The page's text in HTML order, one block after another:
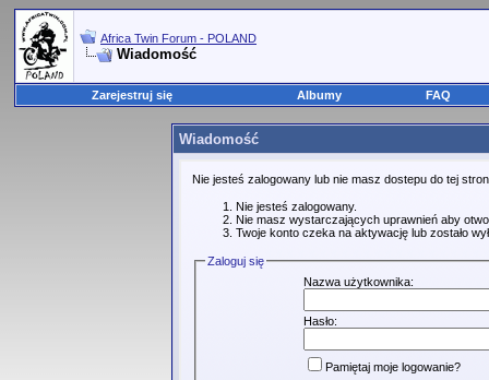
Africa Twin Forum - POLAND
Wiadomość
Zarejestruj się Albumy FAQ
Wiadomość
Nie jesteś zalogowany lub nie masz dostepu do tej
Nie jesteś zalogowany.
Nie masz wystarczających uprawnień aby
Twoje konto czeka na aktywację lub zostało
Zaloguj się
Nazwa użytkownika:
Hasło:
Pamiętaj moje logowanie?